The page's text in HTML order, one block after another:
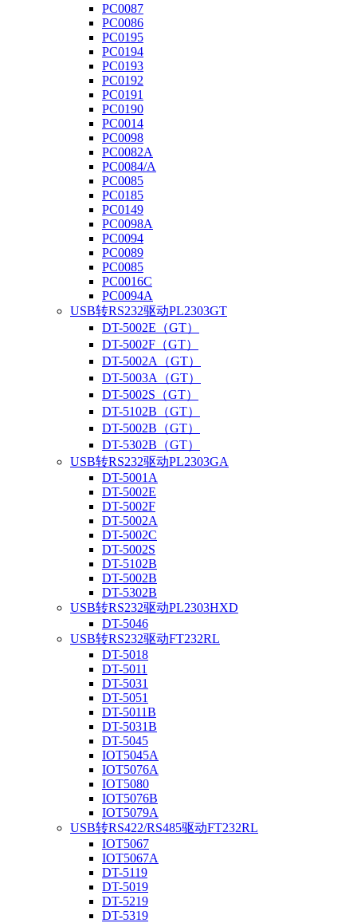
PC0087
PC0086
PC0195
PC0194
PC0193
PC0192
PC0191
PC0190
PC0014
PC0098
PC0082A
PC0084/A
PC0085
PC0185
PC0149
PC0098A
PC0094
PC0089
PC0085
PC0016C
PC0094A
USB转RS232驱动PL2303GT
DT-5002E（GT）
DT-5002F（GT）
DT-5002A（GT）
DT-5003A（GT）
DT-5002S（GT）
DT-5102B（GT）
DT-5002B（GT）
DT-5302B（GT）
USB转RS232驱动PL2303GA
DT-5001A
DT-5002E
DT-5002F
DT-5002A
DT-5002C
DT-5002S
DT-5102B
DT-5002B
DT-5302B
USB转RS232驱动PL2303HXD
DT-5046
USB转RS232驱动FT232RL
DT-5018
DT-5011
DT-5031
DT-5051
DT-5011B
DT-5031B
DT-5045
IOT5045A
IOT5076A
IOT5080
IOT5076B
IOT5079A
USB转RS422/RS485驱动FT232RL
IOT5067
IOT5067A
DT-5119
DT-5019
DT-5219
DT-5319